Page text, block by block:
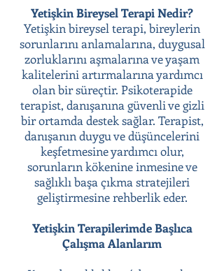
Yetişkin Bireysel Terapi Nedir?
Yetişkin bireysel terapi, bireylerin
sorunlarını anlamalarına, duygusal
zorluklarını aşmalarına ve yaşam
kalitelerini artırmalarına yardımcı
olan bir süreçtir. Psikoterapide
terapist, danışanına güvenli ve gizli
bir ortamda destek sağlar. Terapist,
danışanın duygu ve düşüncelerini
keşfetmesine yardımcı olur,
sorunların kökenine inmesine ve
sağlıklı başa çıkma stratejileri
geliştirmesine rehberlik eder.
Yetişkin Terapilerimde Başlıca
Çalışma Alanlarım